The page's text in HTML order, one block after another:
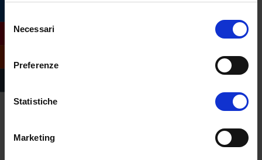
delNecessari
Preferenze
Statistiche
Marketing
Diarrea.
Non esitare a contattare il tuo medico se ti
l’ansia è una malattia e come tale deve